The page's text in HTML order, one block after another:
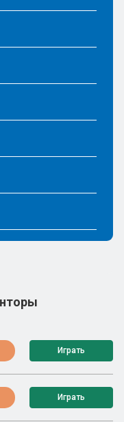
Играть
Играть